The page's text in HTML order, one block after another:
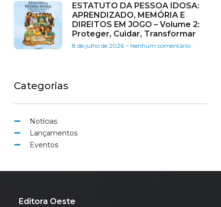
ESTATUTO DA PESSOA IDOSA:
APRENDIZADO, MEMÓRIA E
DIREITOS EM JOGO – Volume 2:
Proteger, Cuidar, Transformar
8 de julho de 2026 Nenhum comentário
Categorias
Notícias
Lançamentos
Eventos
Editora Oeste